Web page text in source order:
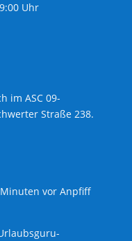
Uhr
im ASC 09-
Straße 238.
Minuten vor Anpfiff